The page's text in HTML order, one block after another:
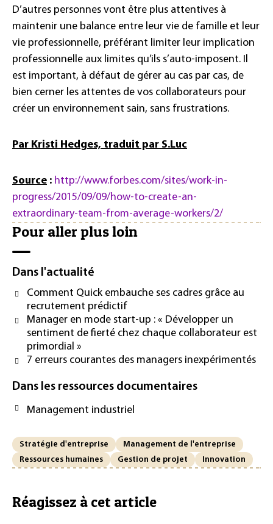
D’autres personnes vont être plus attentives à
maintenir une balance entre leur vie de famille et leur
vie professionnelle, préférant limiter leur implication
professionnelle aux limites qu’ils s’auto-imposent. Il
est important, à défaut de gérer au cas par cas, de
bien cerner les attentes de vos collaborateurs pour
créer un environnement sain, sans frustrations.
Par Kristi Hedges, traduit par S.Luc
Source : http://www.forbes.com/sites/work-in-
progress/2015/09/09/how-to-create-an-
extraordinary-team-from-average-workers/2/
Pour aller plus loin
Dans l'actualité
Comment Quick embauche ses cadres grâce au
recrutement prédictif
Manager en mode start-up : « Développer un
sentiment de fierté chez chaque collaborateur est
primordial »
7 erreurs courantes des managers inexpérimentés
Dans les ressources documentaires
Management industriel
Stratégie d'entreprise
Management de l'entreprise
Ressources humaines
Gestion de projet Innovation
Réagissez à cet article